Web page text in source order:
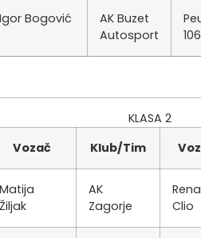
Igor Bogović
AK Buzet
Autosport
106
KLASA 2
Vozač Klub/Tim
Matija
Žiljak
AK
Zagorje
Clio